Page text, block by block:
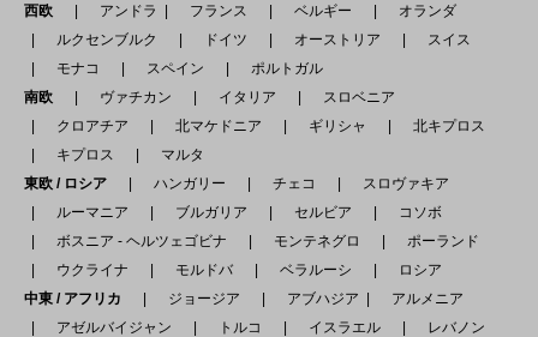
西欧
アンドラ フランス ベルギー
オランダ
ルクセンブルク
ドイツ オーストリア
スイス
モナコ
スペイン
ポルトガル
南欧
ヴァチカン イタリア
スロベニア
クロアチア
北マケドニア ギリシャ
北キプロス
キプロス
マルタ
東欧 / ロシア
ハンガリー チェコ
スロヴァキア
ルーマニア
ブルガリア セルビア
コソボ
ボスニア - ヘルツェゴビナ
モンテネグロ
ポーランド
ウクライナ
モルドバ ベラルーシ
ロシア
中東 / アフリカ
ジョージア アブハジア
アルメニア
アゼルバイジャン
トルコ イスラエル
レバノン